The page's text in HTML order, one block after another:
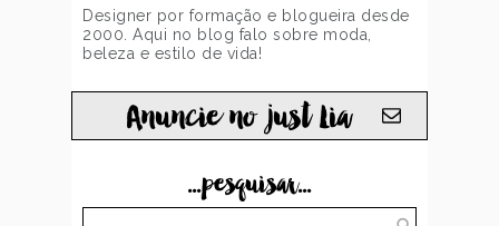
Designer por formação e blogueira desde
2000. Aqui no blog falo sobre moda,
beleza e estilo de vida!
Anuncie no just Lia
...pesquisar...